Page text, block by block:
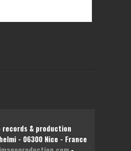
records & production
- 06300 Nice - France